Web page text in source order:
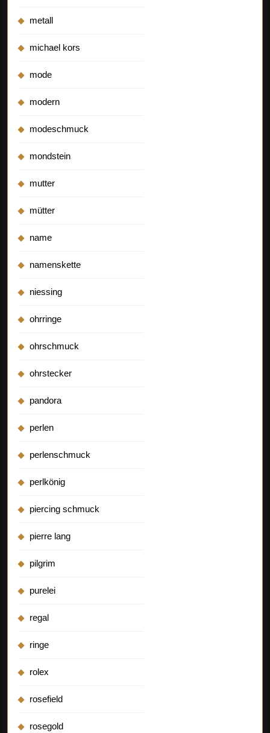
metall
michael kors
mode
modern
modeschmuck
mondstein
mutter
mütter
name
namenskette
niessing
ohrringe
ohrschmuck
ohrstecker
pandora
perlen
perlenschmuck
perlkönig
piercing schmuck
pierre lang
pilgrim
purelei
regal
ringe
rolex
rosefield
rosegold